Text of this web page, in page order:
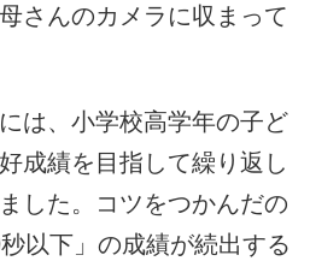
さんのカメラに収まって
は、小学校高学年の子ど
成績を目指して繰り返し
した。コツをつかんだの
以下」の成績が続出する